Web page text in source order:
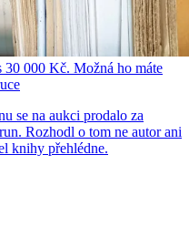
30 000 Kč. Možná ho máte
se na aukci prodalo za
Rozhodl o tom ne autor ani
knihy přehlédne.